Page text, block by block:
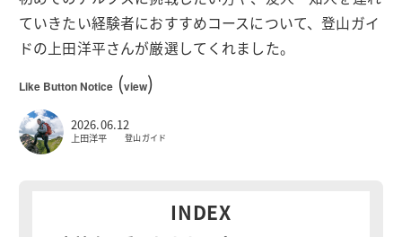
ていきたい経験者におすすめコースについて、登山ガイ
ドの上田洋平さんが厳選してくれました。
Like Button Notice(view)
2026.06.12
上田洋平 登山ガイド
INDEX